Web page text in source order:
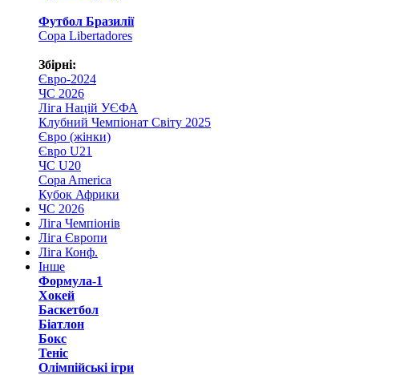
Футбол Бразилії
Copa Libertadores
Збірні:
Євро-2024
ЧС 2026
Ліга Націй УЄФА
Клубний Чемпіонат Світу 2025
Євро (жінки)
Євро U21
ЧС U20
Copa America
Кубок Африки
ЧС 2026
Ліга Чемпіонів
Ліга Європи
Ліга Конф.
Інше
Формула-1
Хокей
Баскетбол
Біатлон
Бокс
Теніс
Олімпійські ігри